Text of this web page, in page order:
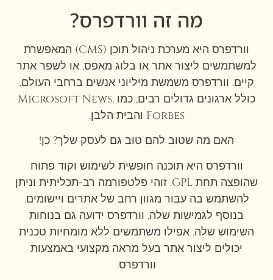
מה זה וורדפרס?
וורדפרס היא מערכת ניהול תוכן (CMS) המאפשרת
למשתמשים ליצור אתר או בלוג מאפס, או לשפר אתר
קיים. וורדפרס משמשת מיליוני אנשים ברחבי העולם,
כולל ארגונים גדולים רבים, כמו Microsoft News,
Forbes והבית הלבן.
האם מה שטוב להם טוב גם לעסק שלך? כן!
וורדפרס היא תוכנה חופשית לשימוש וקוד פתוח
שהופצה תחת GPL. זוהי פלטפורמה רב-תכליתית וניתן
להשתמש בה עבור מגוון רחב של אתרים ויישומים.
בנוסף לגמישות שלה, וורדפרס ידועה גם בנוחות
השימוש שלה. אפילו משתמשים ללא מומחיות טכנית
יכולים ליצור אתר בעל מראה מקצועי באמצעות
וורדפרס.